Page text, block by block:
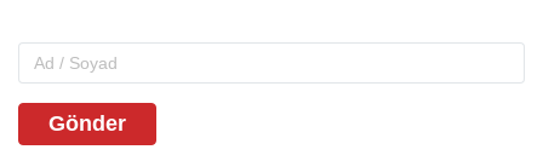
Gönder